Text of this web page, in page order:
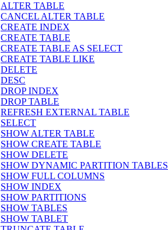
ALTER TABLE
CANCEL ALTER TABLE
CREATE INDEX
CREATE TABLE
CREATE TABLE AS SELECT
CREATE TABLE LIKE
DELETE
DESC
DROP INDEX
DROP TABLE
REFRESH EXTERNAL TABLE
SELECT
SHOW ALTER TABLE
SHOW CREATE TABLE
SHOW DELETE
SHOW DYNAMIC PARTITION TABLES
SHOW FULL COLUMNS
SHOW INDEX
SHOW PARTITIONS
SHOW TABLES
SHOW TABLET